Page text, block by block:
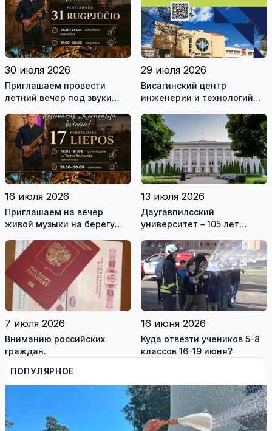
30 июля 2026
Приглашаем провести
летний вечер под звуки
озера!
29 июля 2026
Висагинский центр
инженерии и технологий
16 июля 2026
Приглашаем на вечер
живой музыки на берегу
13 июля 2026
Даугавпилсский
университет – 105 лет
возможности для
студентов
7 июля 2026
Вниманию российских
граждан.
16 июня 2026
Куда отвезти учеников 5–8
классов 16–19 июня?
ПОПУЛЯРНОЕ